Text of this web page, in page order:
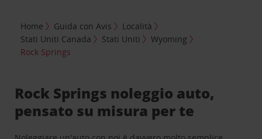
Home Guida con Avis
Località
Stati Uniti Canada
Stati Uniti
Wyoming
Rock Springs
Rock Springs noleggio auto,
pensato su misura per te